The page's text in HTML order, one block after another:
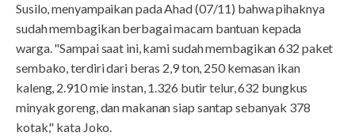
Susilo, menyampaikan pada Ahad (07/11) bahwa pihaknya
sudah membagikan berbagai macam bantuan kepada
warga. "Sampai saat ini, kami sudah membagikan 632 paket
sembako, terdiri dari beras 2,9 ton, 250 kemasan ikan
kaleng, 2.910 mie instan, 1.326 butir telur, 632 bungkus
minyak goreng, dan makanan siap santap sebanyak 378
kotak," kata Joko.